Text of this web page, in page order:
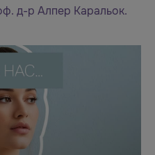
д-р Алпер Каральок.